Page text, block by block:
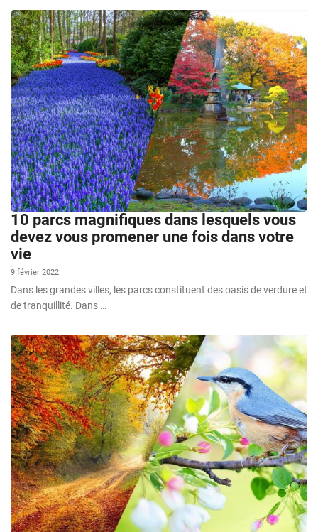
10 parcs magnifiques dans lesquels vous
devez vous promener une fois dans votre
vie
9 février 2022
Dans les grandes villes, les parcs constituent des oasis de verdure et
de tranquillité. Dans …